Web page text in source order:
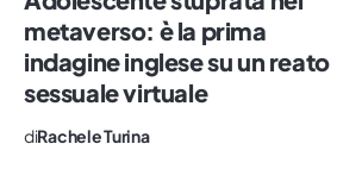
che è ancora scomodo.
sushi, il numero sette e le
metaverso: è la prima
indagine inglese su un reato
sessuale virtuale
diRachele Turina